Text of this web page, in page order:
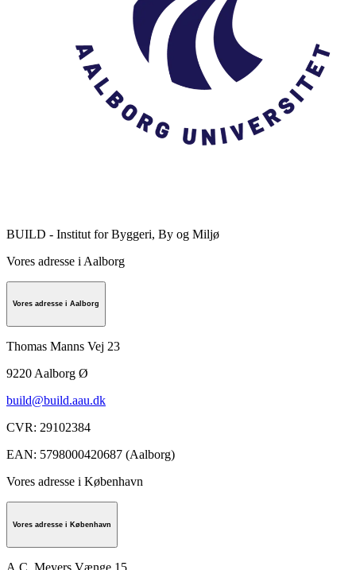
BUILD - Institut for Byggeri, By og Miljø
Vores adresse i Aalborg
Vores adresse i Aalborg
Thomas Manns Vej 23
9220 Aalborg Ø
build@build.aau.dk
CVR: 29102384
EAN: 5798000420687 (Aalborg)
Vores adresse i København
Vores adresse i København
A.C. Meyers Vænge 15